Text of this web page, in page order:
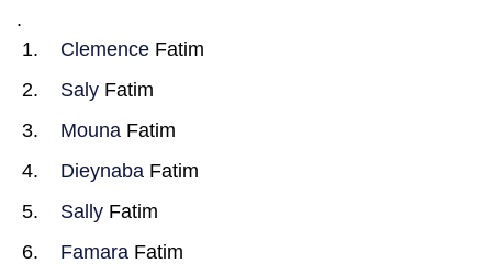
.
Clemence Fatim
Saly Fatim
Mouna Fatim
Dieynaba Fatim
Sally Fatim
Famara Fatim